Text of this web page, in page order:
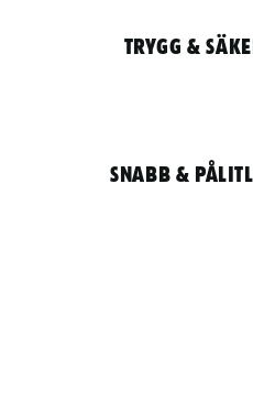
Trygg &
Snabb &